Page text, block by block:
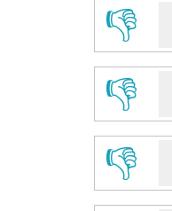
👎
👎
👎